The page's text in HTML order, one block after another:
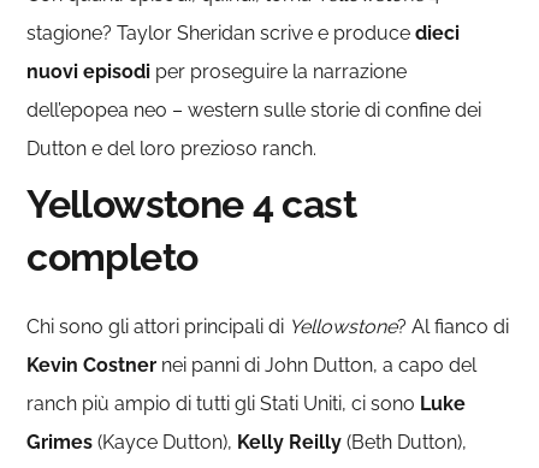
stagione? Taylor Sheridan scrive e producedieci
nuovi episodi per proseguire la narrazione
dell’epopea neo – western sulle storie di confine dei
Dutton e del loro prezioso ranch.
Yellowstone 4 cast
completo
Chi sono gli attori principali di Yellowstone? Al fianco di
Kevin Costner nei panni di John Dutton, a capo del
ranch più ampio di tutti gli Stati Uniti, ci sono Luke
Grimes(Kayce Dutton), Kelly Reilly(Beth Dutton),